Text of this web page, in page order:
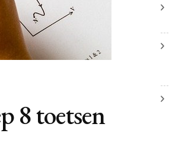
8 toetsen